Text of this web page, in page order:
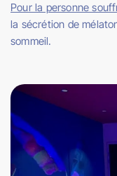
Pour la personne
la sécrétion de
sommeil.